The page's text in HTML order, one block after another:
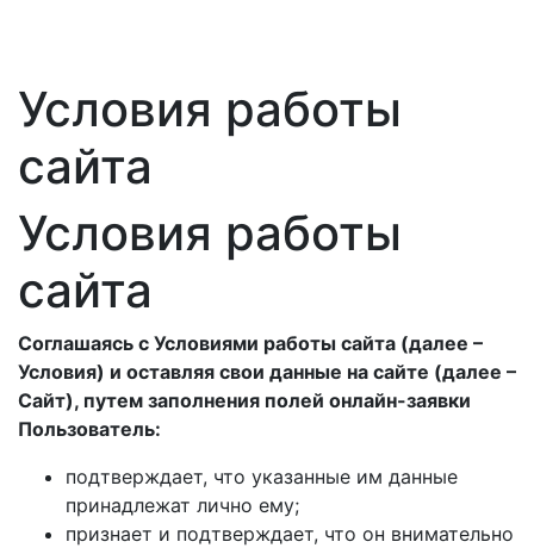
Условия работы
сайта
Условия работы
сайта
Соглашаясь с Условиями работы сайта (далее –
Условия) и оставляя свои данные на сайте (далее –
Сайт), путем заполнения полей онлайн-заявки
Пользователь:
подтверждает, что указанные им данные
принадлежат лично ему;
признает и подтверждает, что он внимательно